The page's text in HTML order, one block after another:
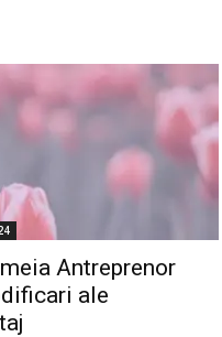
Antreprenor
ale